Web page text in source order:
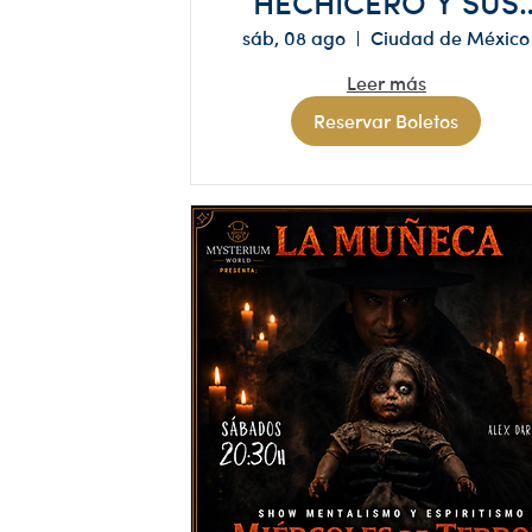
MAGILOCURAS"
Show de Magia
INFANTIL
sáb, 08 ago
Ciudad de México
Leer más
Reservar Boletos